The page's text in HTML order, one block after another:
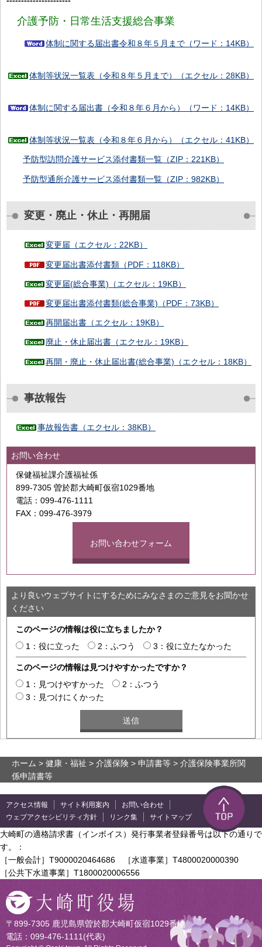
介護予防・日常生活支援総合事業
体制に関する届出書令和８年５月まで（ワード：14KB）
体制等状況一覧表（令和８年５月まで）（エクセル：28KB）
体制に関する届出書（令和８年６月から）（ワード：14KB）
体制等状況一覧表（令和８年６月から）（エクセル：41KB）
予防型訪問介護サービス添付書類一覧（ZIP：221KB）
予防型通所介護サービス添付書類一覧（ZIP：982KB）
変更・廃止・休止・再開届
変更届（エクセル：22KB）
変更届出書添付書類（PDF：118KB）
変更届(総合事業)（エクセル：19KB）
変更届出書添付書類(総合事業)（PDF：73KB）
再開届出書（エクセル：19KB）
廃止・休止届出書（エクセル：19KB）
再開・廃止・休止届出書(総合事業)（エクセル：18KB）
事故報告
事故報告書（エクセル：38KB）
お問い合わせ
保健福祉課介護福祉係
899-7305 曽於郡大崎町仮宿1029番地
電話：099-476-1111
FAX：099-476-3979
お問い合わせフォーム
より良いウェブサイトにするためにみなさまのご意見をお聞かせ
ください
このページの情報は役に立ちましたか？
1：役に立った
2：ふつう 3：役に立たなかった
このページの情報は見つけやすかったですか？
1：見つけやすかった
2：ふつう
3：見つけにくかった
ホーム > 健康・福祉 > 介護保険 > 申請書等 > 介護保険事業所関
係申請書等
アクセス情報 サイト利用案内
お問い合わせ
ウェブアクセシビリティ方針
リンク集 サイトマップ
大崎町の適格請求書（インボイス）発行事業者登録番号は以下の通りで
す。：
［一般会計］T9000020464686 ［水道事業］T4800020000390
［公共下水道事業］T1800020006556
〒899-7305 鹿児島県曽於郡大崎町仮宿1029番地
電話：099-476-1111(代表)